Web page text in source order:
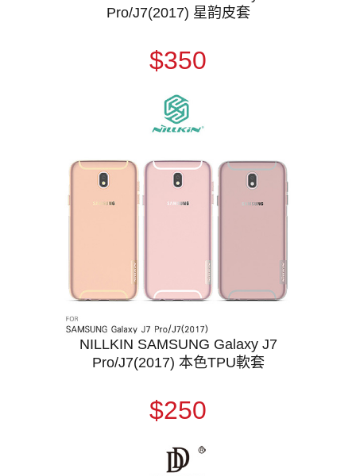
Pro/J7(2017) 星韵皮套
$350
NILLKIN SAMSUNG Galaxy J7
Pro/J7(2017) 本色TPU軟套
$250